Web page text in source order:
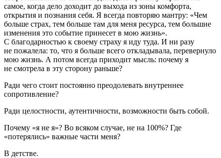
самое, когда дело доходит до выхода из зоны комфорта,
открытия и познания себя. Я всегда повторяю мантру: «Чем
больше страх, тем больше там для меня ресурса, тем большие
изменения это событие принесет в мою жизнь».
С благодарностью к своему страху я иду туда. И ни разу
не пожалела: то, что я больше всего откладывала, перевернуло
мою жизнь. А потом всегда приходит мысль: почему я
не смотрела в эту сторону раньше?
Ради чего стоит постоянно преодолевать внутреннее
сопротивление?
Ради целостности, аутентичности, возможности быть собой.
Почему «я не я»? Во всяком случае, не на 100%? Где
«потерялись» важные части меня?
В детстве.